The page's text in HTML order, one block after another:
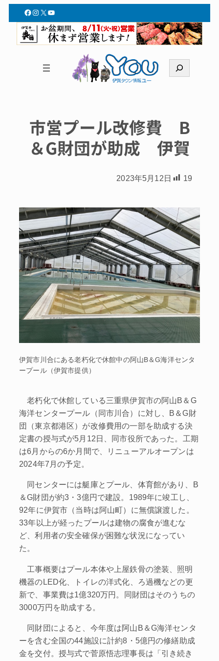
Facebook
Instagram
X YouTube
索
市営プール改修費 B
＆G財団が助成 伊賀
2023年5月12日 19
伊賀市川合にある老朽化で休館中の阿山B＆G海洋センタ
ープール（伊賀市提供）
老朽化で休館している三重県伊賀市の阿山B＆G
海洋センタープール（同市川合）に対し、B＆G財
団（東京都港区）が改修費用の一部を助成する決
定書の授与式が5月12日、同市役所であった。工期
は6月からの6か月間で、リニューアルオープンは
2024年7月の予定。
同センターには艇庫とプール、体育館があり、B
＆G財団が約3・3億円で建設。1989年に竣工し、
92年に伊賀市（当時は阿山町）に無償譲渡した。
33年以上が経ったプールは建物の腐食が進むな
ど、利用者の安全確保が困難な状況になってい
た。
工事概要はプール本体や上屋鉄骨の塗装、照明
機器のLED化、トイレの洋式化、ろ過機などの更
新で、事業費は1億320万円。同財団はそのうちの
3000万円を助成する。
同財団によると、今年度は阿山B＆G海洋センタ
ーを含む全国の44施設に計約8・5億円の修繕助成
金を交付。授与式で菅原悟志理事長は「引き続き